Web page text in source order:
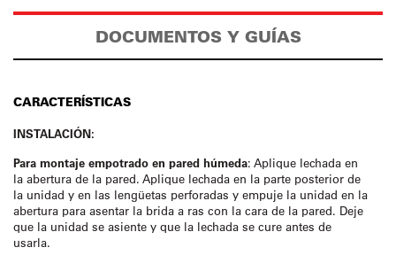
DOCUMENTOS Y GUÍAS
CARACTERÍSTICAS
INSTALACIÓN:
Para montaje empotrado en pared húmeda: Aplique lechada en
la abertura de la pared. Aplique lechada en la parte posterior de
la unidad y en las lengüetas perforadas y empuje la unidad en la
abertura para asentar la brida a ras con la cara de la pared. Deje
que la unidad se asiente y que la lechada se cure antes de
usarla.